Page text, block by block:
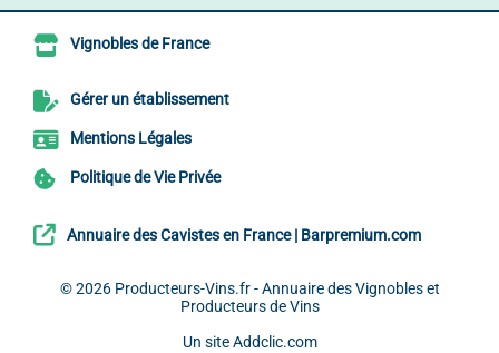
Vignobles de France
Gérer un établissement
Mentions Légales
Politique de Vie Privée
Annuaire des Cavistes en France | Barpremium.com
© 2026 Producteurs-Vins.fr - Annuaire des Vignobles et
Producteurs de Vins
Un site Addclic.com